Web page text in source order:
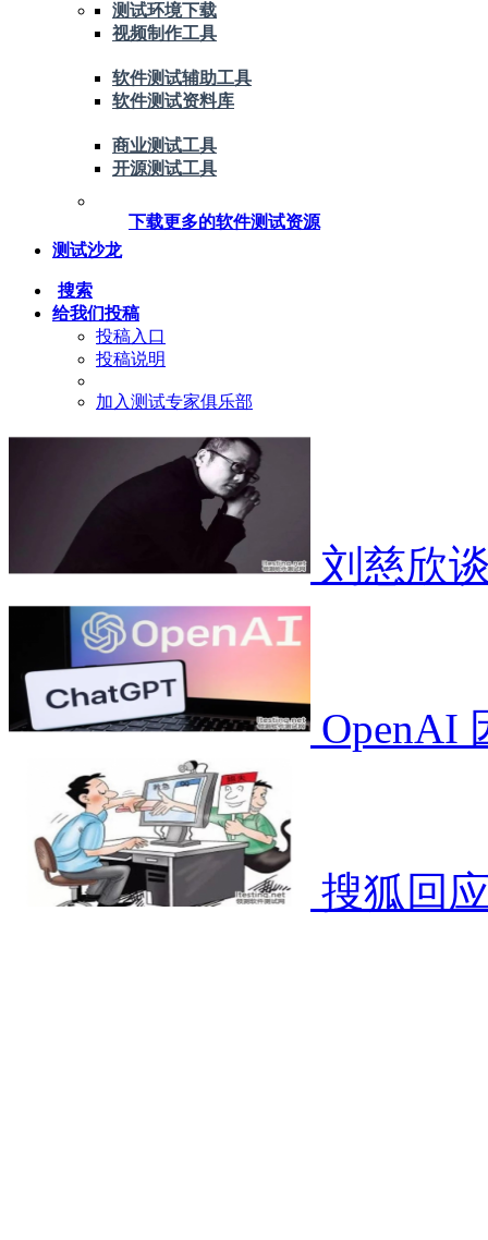
测试环境下载
视频制作工具
软件测试辅助工具
软件测试资料库
商业测试工具
开源测试工具
下载更多的软件测试资源
测试沙龙
搜索
给我们投稿
投稿入口
投稿说明
加入测试专家俱乐部
刘慈欣
OpenAI
搜狐回